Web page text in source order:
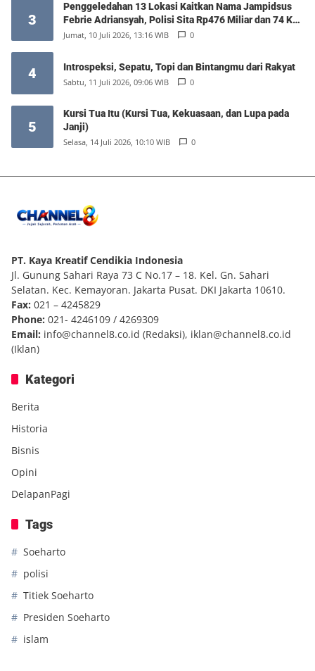
3
Penggeledahan 13 Lokasi Kaitkan Nama Jampidsus
Febrie Adriansyah, Polisi Sita Rp476 Miliar dan 74 Kg
Emas
Jumat, 10 Juli 2026, 13:16 WIB 0
4 Introspeksi, Sepatu, Topi dan Bintangmu dari Rakyat
Sabtu, 11 Juli 2026, 09:06 WIB 0
5
Kursi Tua Itu (Kursi Tua, Kekuasaan, dan Lupa pada
Janji)
Selasa, 14 Juli 2026, 10:10 WIB 0
PT. Kaya Kreatif Cendikia Indonesia
Jl. Gunung Sahari Raya 73 C No.17 – 18. Kel. Gn. Sahari
Selatan. Kec. Kemayoran. Jakarta Pusat. DKI Jakarta 10610.
Fax: 021 – 4245829
Phone: 021- 4246109 / 4269309
Email: info@channel8.co.id (Redaksi), iklan@channel8.co.id
(Iklan)
Kategori
Berita
Historia
Bisnis
Opini
DelapanPagi
Tags
Soeharto
polisi
Titiek Soeharto
Presiden Soeharto
islam